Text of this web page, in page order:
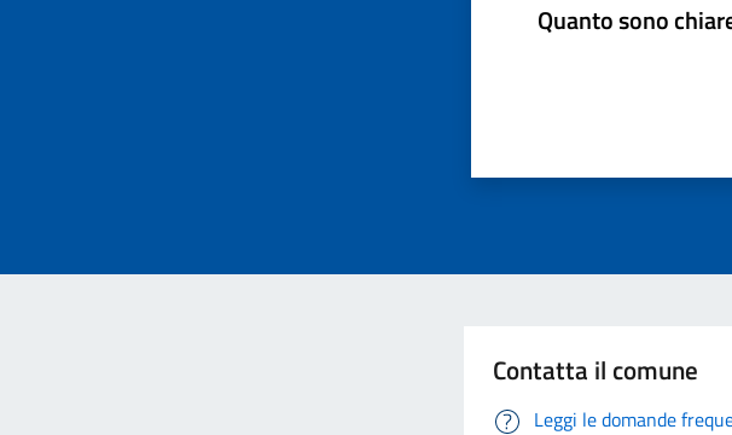
Quanto sono
Contatta il comune
Leggi le domande